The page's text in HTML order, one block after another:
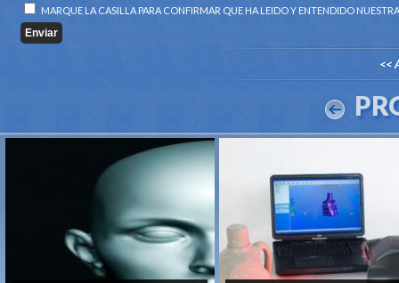
MARQUE LA CASILLA PARA CONFIRMAR QUE HA LEIDO Y ENTENDIDO
<<